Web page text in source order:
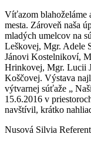
Víťazom blahoželáme
mesta. Zároveň naša
mladých umelcov na
Leškovej, Mgr. Adele
Jánovi Kostelnikoví,
Hrinkovej, Mgr. Lucii
Koščovej. Výstava
výtvarnej súťaže „
15.6.2016 v
navštívil, krátko
Nusová Silvia